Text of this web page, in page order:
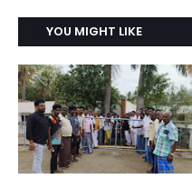
YOU MIGHT LIKE